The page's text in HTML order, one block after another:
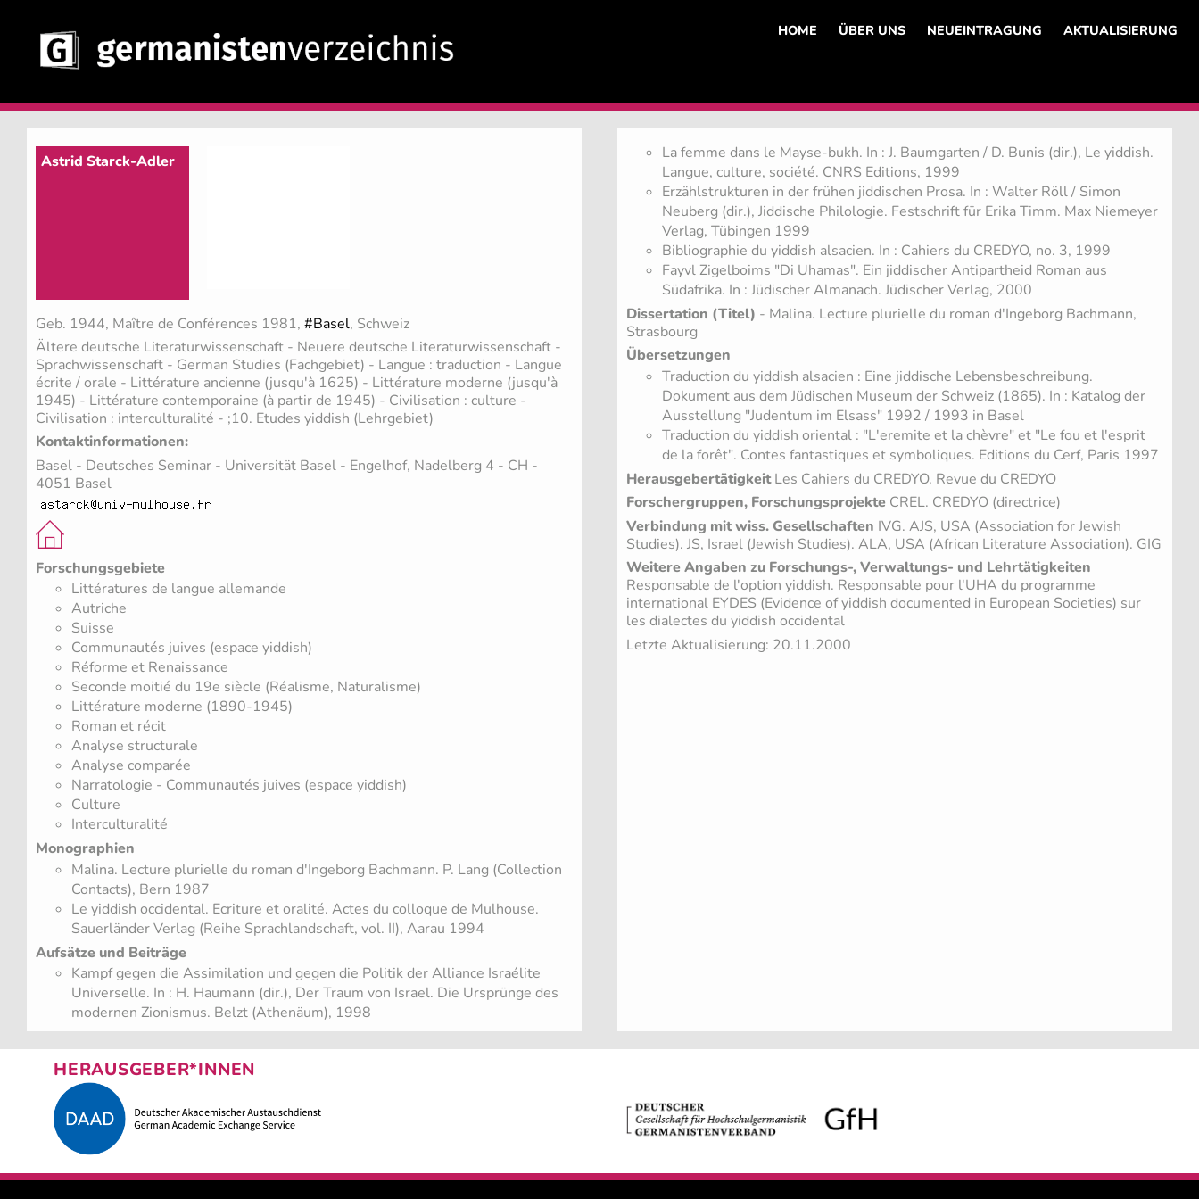
HOME ÜBER UNS NEUEINTRAGUNG AKTUALISIERUNG
Astrid Starck-Adler
Geb. 1944, Maître de Conférences 1981, #Basel, Schweiz
Ältere deutsche Literaturwissenschaft - Neuere deutsche Literaturwissenschaft -
Sprachwissenschaft - German Studies (Fachgebiet) - Langue : traduction - Langue
écrite / orale - Littérature ancienne (jusqu'à 1625) - Littérature moderne (jusqu'à
1945) - Littérature contemporaine (à partir de 1945) - Civilisation : culture -
Civilisation : interculturalité - ;10. Etudes yiddish (Lehrgebiet)
Kontaktinformationen:
Basel - Deutsches Seminar - Universität Basel - Engelhof, Nadelberg 4 - CH -
4051 Basel
Forschungsgebiete
Littératures de langue allemande
Autriche
Suisse
Communautés juives (espace yiddish)
Réforme et Renaissance
Seconde moitié du 19e siècle (Réalisme, Naturalisme)
Littérature moderne (1890-1945)
Roman et récit
Analyse structurale
Analyse comparée
Narratologie - Communautés juives (espace yiddish)
Culture
Interculturalité
Monographien
Malina. Lecture plurielle du roman d'Ingeborg Bachmann. P. Lang (Collection
Contacts), Bern 1987
Le yiddish occidental. Ecriture et oralité. Actes du colloque de Mulhouse.
Sauerländer Verlag (Reihe Sprachlandschaft, vol. II), Aarau 1994
Aufsätze und Beiträge
Kampf gegen die Assimilation und gegen die Politik der Alliance Israélite
Universelle. In : H. Haumann (dir.), Der Traum von Israel. Die Ursprünge des
modernen Zionismus. Belzt (Athenäum), 1998
La femme dans le Mayse-bukh. In : J. Baumgarten / D. Bunis (dir.), Le yiddish.
Langue, culture, société. CNRS Editions, 1999
Erzählstrukturen in der frühen jiddischen Prosa. In : Walter Röll / Simon
Neuberg (dir.), Jiddische Philologie. Festschrift für Erika Timm. Max Niemeyer
Verlag, Tübingen 1999
Bibliographie du yiddish alsacien. In : Cahiers du CREDYO, no. 3, 1999
Fayvl Zigelboims "Di Uhamas". Ein jiddischer Antipartheid Roman aus
Südafrika. In : Jüdischer Almanach. Jüdischer Verlag, 2000
Dissertation (Titel) - Malina. Lecture plurielle du roman d'Ingeborg Bachmann,
Strasbourg
Übersetzungen
Traduction du yiddish alsacien : Eine jiddische Lebensbeschreibung.
Dokument aus dem Jüdischen Museum der Schweiz (1865). In : Katalog der
Ausstellung "Judentum im Elsass" 1992 / 1993 in Basel
Traduction du yiddish oriental : "L'eremite et la chèvre" et "Le fou et l'esprit
de la forêt". Contes fantastiques et symboliques. Editions du Cerf, Paris 1997
HerausgebertätigkeitLes Cahiers du CREDYO. Revue du CREDYO
Forschergruppen, Forschungsprojekte CREL. CREDYO (directrice)
Verbindung mit wiss. Gesellschaften IVG. AJS, USA (Association for Jewish
Studies). JS, Israel (Jewish Studies). ALA, USA (African Literature Association). GIG
Weitere Angaben zu Forschungs-, Verwaltungs- und Lehrtätigkeiten
Responsable de l'option yiddish. Responsable pour l'UHA du programme
international EYDES (Evidence of yiddish documented in European Societies) sur
les dialectes du yiddish occidental
Letzte Aktualisierung: 20.11.2000
HERAUSGEBER*INNEN